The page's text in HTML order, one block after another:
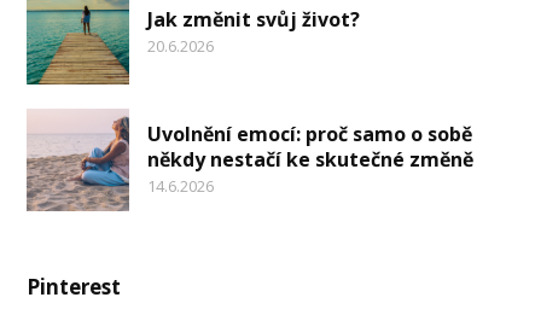
Jak změnit svůj život?
20.6.2026
Uvolnění emocí: proč samo o sobě
někdy nestačí ke skutečné změně
14.6.2026
Pinterest